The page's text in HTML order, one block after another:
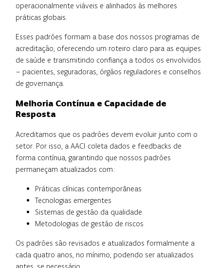
operacionalmente viáveis e alinhados às melhores
práticas globais.
Esses padrões formam a base dos nossos programas de
acreditação, oferecendo um roteiro claro para as equipes
de saúde e transmitindo confiança a todos os envolvidos
– pacientes, seguradoras, órgãos reguladores e conselhos
de governança.
Melhoria Contínua e Capacidade de
Resposta
Acreditamos que os padrões devem evoluir junto com o
setor. Por isso, a AACI coleta dados e feedbacks de
forma contínua, garantindo que nossos padrões
permaneçam atualizados com:
Práticas clínicas contemporâneas
Tecnologias emergentes
Sistemas de gestão da qualidade
Metodologias de gestão de riscos
Os padrões são revisados e atualizados formalmente a
cada quatro anos, no mínimo, podendo ser atualizados